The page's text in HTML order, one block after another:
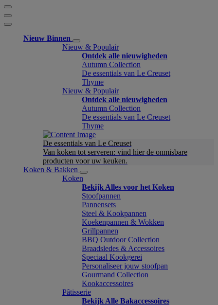
Nieuw Binnen
Nieuw & Populair
Ontdek alle nieuwigheden
Autumn Collection
De essentials van Le Creuset
Thyme
Nieuw & Populair
Ontdek alle nieuwigheden
Autumn Collection
De essentials van Le Creuset
Thyme
De essentials van Le Creuset
Van koken tot serveren: vind hier de onmisbare
producten voor uw keuken.
Koken & Bakken
Koken
Bekijk Alles voor het Koken
Stoofpannen
Pannensets
Steel & Kookpannen
Koekenpannen & Wokken
Grillpannen
BBQ Outdoor Collection
Braadsledes & Accessoires
Speciaal Kookgerei
Personaliseer jouw stoofpan
Gourmand Collection
Kookaccessoires
Pâtisserie
Bekijk Alle Bakaccessoires